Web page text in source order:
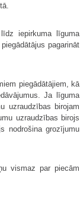
iepirkuma līguma
pagarināt
piegādātājiem, kā
Ja līguma
uzraudzības birojam
uzraudzības birojs
nodrošina grozījumu
vismaz par piecām